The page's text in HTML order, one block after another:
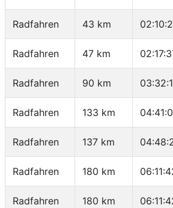
Radfahren 43 km
Radfahren 47 km
Radfahren 90 km
Radfahren 133 km
Radfahren 137 km
Radfahren 180 km
Radfahren 180 km